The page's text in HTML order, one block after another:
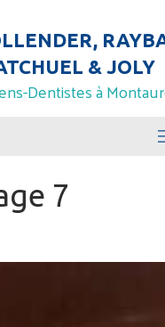
& JOLY
Dentistes à
7